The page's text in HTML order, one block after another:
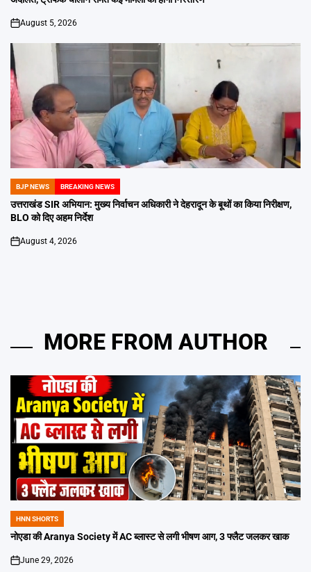
on
August 5, 2026
POSTED
IN
BJP NEWS BREAKING NEWS
उत्तराखंड SIR अभियान: मुख्य निर्वाचन अधिकारी ने देहरादून के बूथों का किया निरीक्षण,
BLO को दिए अहम निर्देश
on
August 4, 2026
MORE FROM AUTHOR
POSTED
IN
HNN SHORTS
नोएडा की Aranya Society में AC ब्लास्ट से लगी भीषण आग, 3 फ्लैट जलकर खाक
on
June 29, 2026